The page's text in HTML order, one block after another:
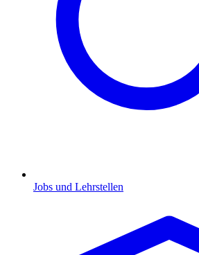
Jobs und Lehrstellen